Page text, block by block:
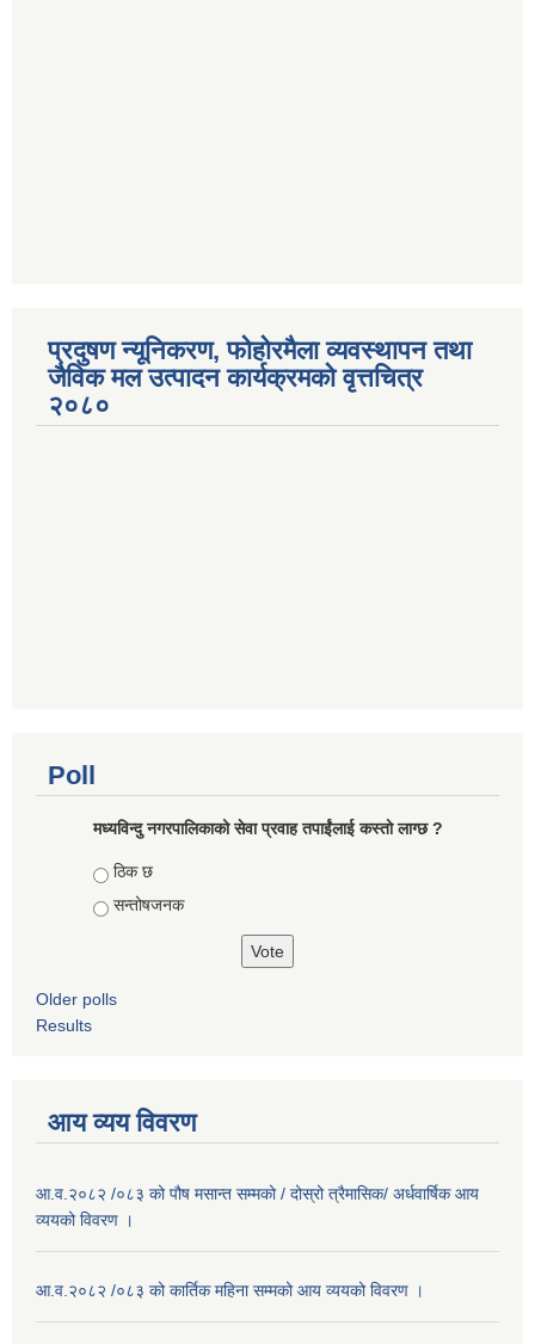
प्रदुषण न्यूनिकरण, फोहोरमैला व्यवस्थापन तथा
जैविक मल उत्पादन कार्यक्रमको वृत्तचित्र
२०८०
Poll
मध्यविन्दु नगरपालिकाको सेवा प्रवाह तपाईंलाई कस्तो लाग्छ ?
Choices
ठिक छ
सन्तोषजनक
Older polls
Results
आय व्यय विवरण
आ.व.२०८२ /०८३ को पौष मसान्त सम्मको / दोस्रो त्रैमासिक/ अर्धवार्षिक आय
व्ययको विवरण ।
आ.व.२०८२ /०८३ को कार्तिक महिना सम्मको आय व्ययको विवरण ।